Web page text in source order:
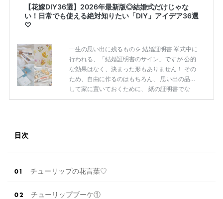
【花嫁DIY36選】2026年最新版◎結婚式だけじゃな
い！日常でも使える絶対知りたい「DIY」アイデア36選
♡
一生の思い出に残るものを 結婚証明書 挙式中に
行われる、「結婚証明書のサイン」ですが 公的
な効果はなく、決まった形もありません！ その
ため、自由に作るのはもちろん、 思い出の品と
して家に置いておくために、 紙の証明書でな
く、オブジェとしての 証明書も最近では増えて
て、専用のパネルに入れていきます！ おふたり
目次
チューリップの花言葉♡
チューリップブーケ①